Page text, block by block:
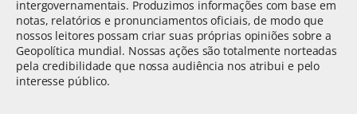
intergovernamentais. Produzimos informações com base em
notas, relatórios e pronunciamentos oficiais, de modo que
nossos leitores possam criar suas próprias opiniões sobre a
Geopolítica mundial. Nossas ações são totalmente norteadas
pela credibilidade que nossa audiência nos atribui e pelo
interesse público.